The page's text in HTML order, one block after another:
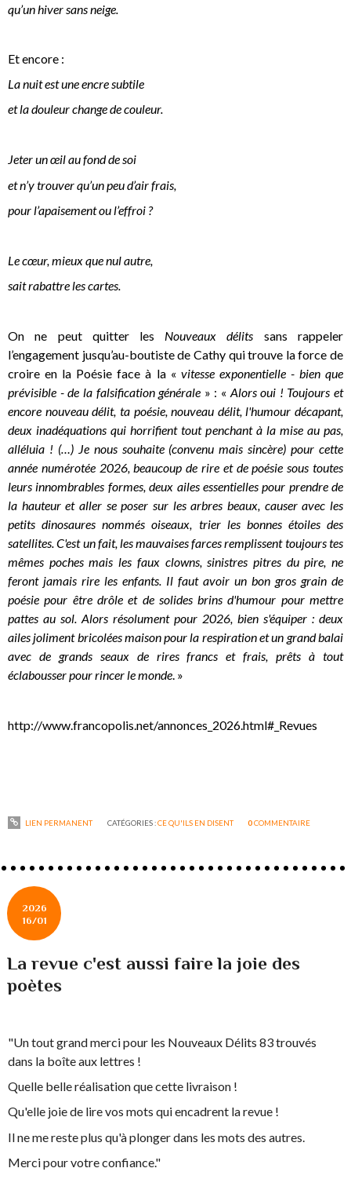
qu’un hiver sans neige.
Et encore :
La nuit est une encre subtile
et la douleur change de couleur.
Jeter un œil au fond de soi
et n’y trouver qu’un peu d’air frais,
pour l’apaisement ou l’effroi ?
Le cœur, mieux que nul autre,
sait rabattre les cartes.
On ne peut quitter les Nouveaux délits sans rappeler
l’engagement jusqu’au-boutiste de Cathy qui trouve la force de
croire en la Poésie face à la « vitesse exponentielle - bien que
prévisible - de la falsification générale » : « Alors oui ! Toujours et
encore nouveau délit, ta poésie, nouveau délit, l'humour décapant,
deux inadéquations qui horrifient tout penchant à la mise au pas,
alléluia ! (…) Je nous souhaite (convenu mais sincère) pour cette
année numérotée 2026, beaucoup de rire et de poésie sous toutes
leurs innombrables formes, deux ailes essentielles pour prendre de
la hauteur et aller se poser sur les arbres beaux, causer avec les
petits dinosaures nommés oiseaux, trier les bonnes étoiles des
satellites. C'est un fait, les mauvaises farces remplissent toujours tes
mêmes poches mais les faux clowns, sinistres pitres du pire, ne
feront jamais rire les enfants. Il faut avoir un bon gros grain de
poésie pour être drôle et de solides brins d'humour pour mettre
pattes au sol. Alors résolument pour 2026, bien s'équiper : deux
ailes joliment bricolées maison pour la respiration et un grand balai
avec de grands seaux de rires francs et frais, prêts à tout
éclabousser pour rincer le monde. »
http://www.francopolis.net/annonces_2026.html#_Revues
LIEN PERMANENT CATÉGORIES :CE QU'ILS EN DISENT 0COMMENTAIRE
2026
16/01
La revue c'est aussi faire la joie des
poètes
"Un tout grand merci pour les Nouveaux Délits 83 trouvés
dans la boîte aux lettres !
Quelle belle réalisation que cette livraison !
Qu'elle joie de lire vos mots qui encadrent la revue !
Il ne me reste plus qu'à plonger dans les mots des autres.
Merci pour votre confiance."